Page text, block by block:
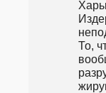
То,